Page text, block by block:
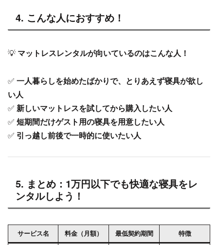
4. こんな人におすすめ！
💡 マットレスレンタルが向いているのはこんな人！
✅ 一人暮らしを始めたばかりで、とりあえず寝具が欲し
い人
✅ 新しいマットレスを試してから購入したい人
✅ 短期間だけゲスト用の寝具を用意したい人
✅ 引っ越し前後で一時的に使いたい人
5. まとめ：1万円以下でも快適な寝具をレ
ンタルしよう！
サービス名 料金（月額） 最低契約期間 特徴